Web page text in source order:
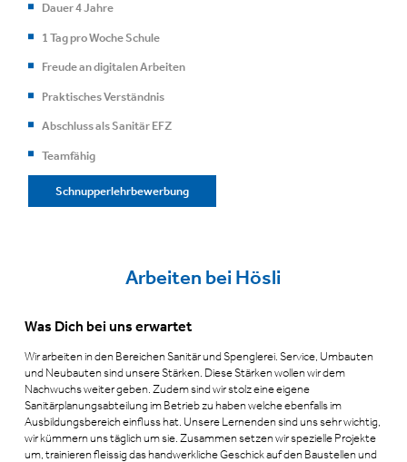
Dauer 4 Jahre
1 Tag pro Woche Schule
Freude an digitalen Arbeiten
Praktisches Verständnis
Abschluss als Sanitär EFZ
Teamfähig
Schnupperlehrbewerbung
Arbeiten bei Hösli
Was Dich bei uns erwartet
Wir arbeiten in den Bereichen Sanitär und Spenglerei. Service, Umbauten
und Neubauten sind unsere Stärken. Diese Stärken wollen wir dem
Nachwuchs weiter geben. Zudem sind wir stolz eine eigene
Sanitärplanungsabteilung im Betrieb zu haben welche ebenfalls im
Ausbildungsbereich einfluss hat. Unsere Lernenden sind uns sehr wichtig,
wir kümmern uns täglich um sie. Zusammen setzen wir spezielle Projekte
um, trainieren fleissig das handwerkliche Geschick auf den Baustellen und